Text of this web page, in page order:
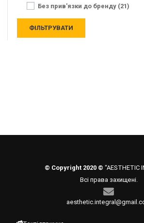
Без прив'язки до бренду (21)
© Copyright 2020 © “AESTHETIC
Всі права захищені.